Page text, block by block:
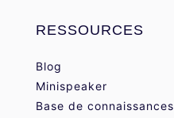
RESSOURCES
Blog
Minispeaker
Base de connaissances